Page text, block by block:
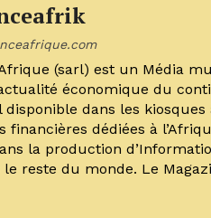
(sarl) est un Média
économique du
disponible dans les
financières dédiées à
la production
reste du monde. Le